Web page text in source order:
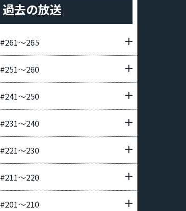
過去の放送
#261〜265
#251〜260
#241〜250
#231〜240
#221〜230
#211〜220
#201〜210